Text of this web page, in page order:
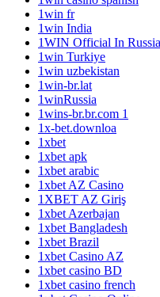
1win fr
1win India
1WIN Official In Russia
1win Turkiye
1win uzbekistan
1win-br.lat
1winRussia
1wins-br.br.com 1
1x-bet.downloa
1xbet
1xbet apk
1xbet arabic
1xbet AZ Casino
1XBET AZ Giriş
1xbet Azerbajan
1xbet Bangladesh
1xbet Brazil
1xbet Casino AZ
1xbet casino BD
1xbet casino french